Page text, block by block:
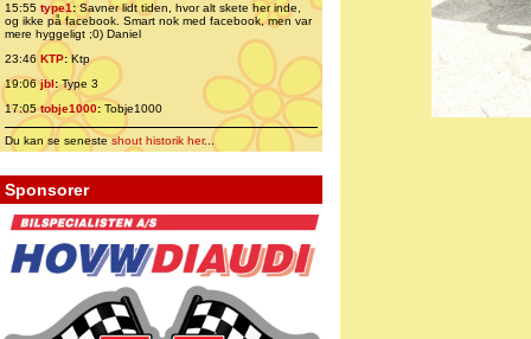
15:55 type1:Savner lidt tiden, hvor alt skete her inde,
og ikke på facebook. Smart nok med facebook, men var
mere hyggeligt ;0) Daniel
23:46 KTP:Ktp
19:06jbl:Type 3
17:05tobje1000: Tobje1000
Du kan se senesteshout historik her...
Sponsorer